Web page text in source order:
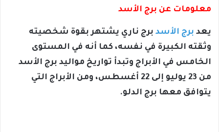
معلومات عن برج الأسد
يعد برج الأسد برج ناري يشتهر بقوة شخصيته
وثقته الكبيرة في نفسه، كما أنه في المستوى
الخامس في الأبراج وتبدأ تواريخ مواليد برج الأسد
من 23 يوليو إلى 22 أغسطس، ومن الأبراج التي
يتوافق معها برج الدلو.